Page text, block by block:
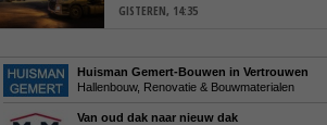
GISTEREN, 14:35
Huisman Gemert-Bouwen in Vertrouwen
Hallenbouw, Renovatie & Bouwmaterialen
Van oud dak naar nieuw dak